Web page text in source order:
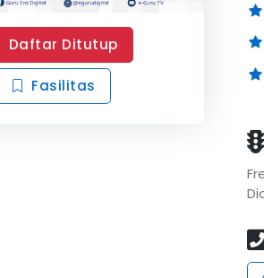
Daftar Ditutup
Fasilitas